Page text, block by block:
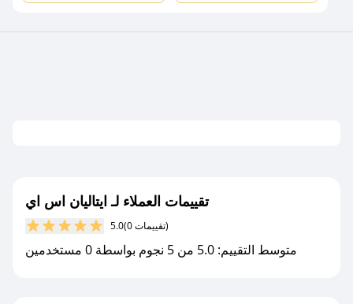
تقييمات العملاء لـ ايتاليان اس اي
5.0 (0 تقييمات)
متوسط التقييم: 5.0 من 5 نجوم بواسطة 0 مستخدمين